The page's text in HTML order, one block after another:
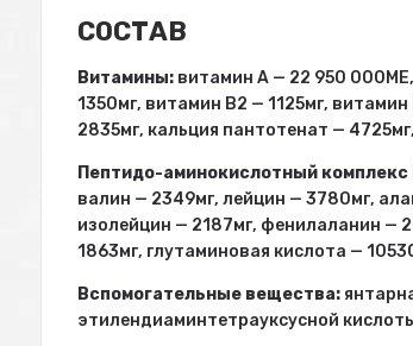
СОСТАВ
Витамины: витамин А — 22 950
1350мг, витамин В2 — 1125мг,
2835мг, кальция пантотенат —
Пептидо-аминокислотный комплекс
валин — 2349мг, лейцин — 3780мг,
изолейцин — 2187мг, фенилаланин —
1863мг, глутаминовая кислота —
Вспомогательные вещества:
этилендиаминтетрауксусной